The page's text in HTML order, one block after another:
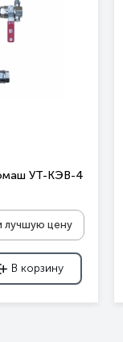
УТ-КЭВ-4
лучшую цену
В корзину